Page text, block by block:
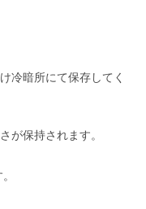
冷暗所にて保存してく
が保持されます。